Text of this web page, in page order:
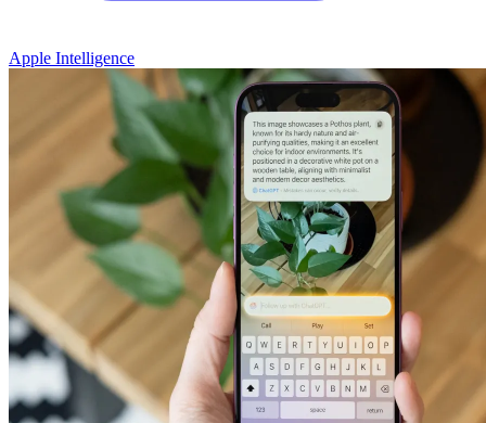
Apple Intelligence